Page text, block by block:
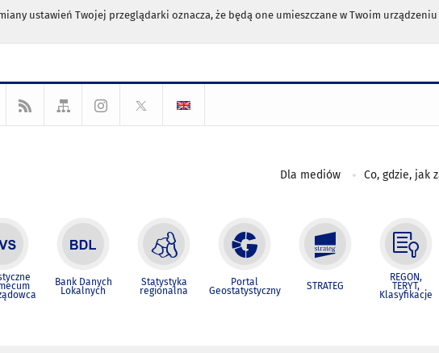
ustawień Twojej przeglądarki oznacza, że będą one umieszczane w Twoim
Dla mediów Co, gdzie, jak
Bank Danych
Lokalnych
Statystyka
regionalna
Portal
Geostatystyczny STRATEG
REGON,
TERYT,
Klasyfikacje